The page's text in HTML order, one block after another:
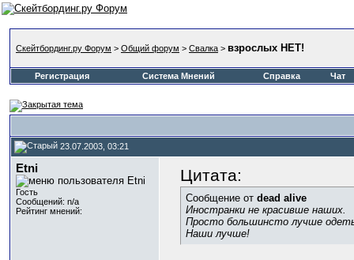
Скейтбординг.ру Форум > Общий форум > Свалка > взрослых НЕТ!
Регистрация Система Мнений Справка Чат
23.07.2003, 03:21
Etni
Гость
Сообщений: n/a
Рейтинг мнений:
Цитата:
Сообщение от dead alive
Иностранки не красивше наших.
Просто большинсто лучше
Наши лучше!